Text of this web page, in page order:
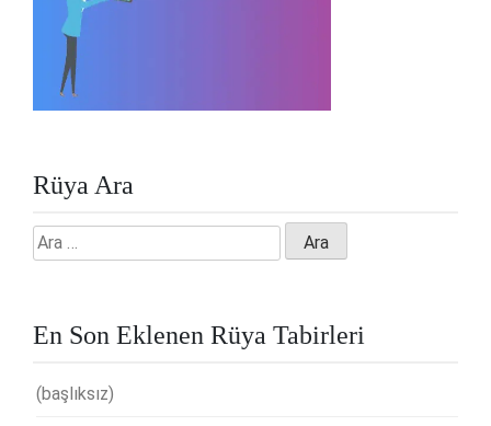
Rüya Ara
Arama:
En Son Eklenen Rüya Tabirleri
(başlıksız)